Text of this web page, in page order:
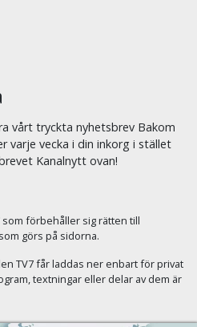
vårt tryckta nyhetsbrev Bakom
varje vecka i din inkorg i stället
Kanalnytt ovan!
som förbehåller sig rätten till
görs på sidorna.
TV7 får laddas ner enbart för privat
textningar eller delar av dem är